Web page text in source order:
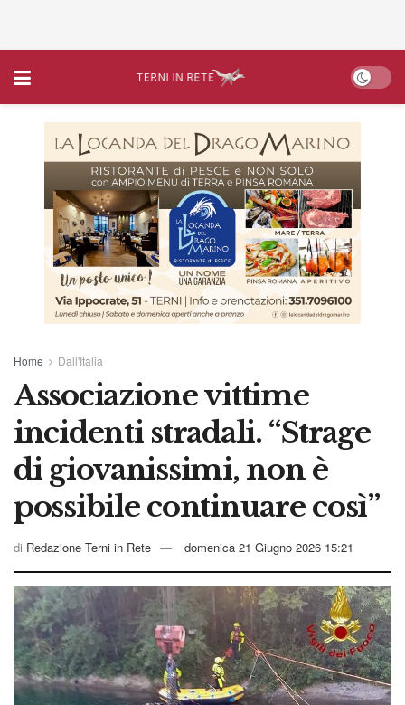
Home Dall'Italia
Associazione vittime
incidenti stradali. “Strage
di giovanissimi, non è
possibile continuare così”
di Redazione Terni in Rete domenica 21 Giugno 2026 15:21